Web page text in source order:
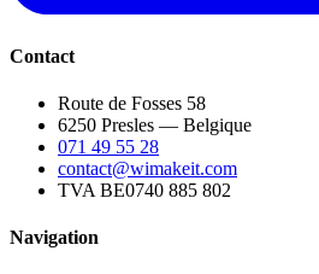
Contact
Route de Fosses 58
6250 Presles — Belgique
071 49 55 28
contact@wimakeit.com
TVA BE0740 885 802
Navigation